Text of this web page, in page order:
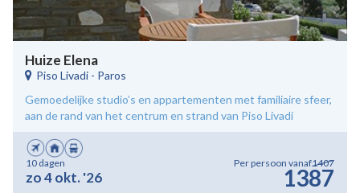
Huize Elena
Piso Livadi - Paros
Gemoedelijke studio’s en appartementen met familiaire sfeer,
aan de rand van het centrum en strand van Piso Livadi
10 dagen
zo 4 okt. '26
Per persoon vanaf1407
1387